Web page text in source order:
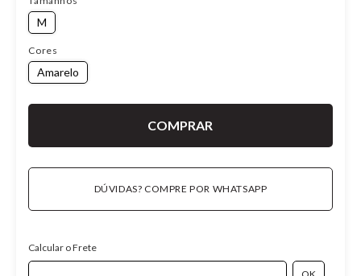
M
Cores
Amarelo
DÚVIDAS? COMPRE POR WHATSAPP
Calcular o Frete